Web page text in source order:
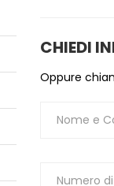
CHIEDI
Oppure